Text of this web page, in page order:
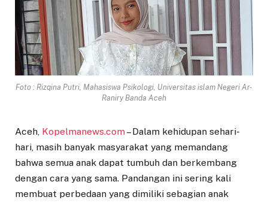
Foto : Rizqina Putri, Mahasiswa Psikologi, Universitas islam Negeri Ar-
Raniry Banda Aceh
Aceh, Kopelmanews.com– Dalam kehidupan sehari-
hari, masih banyak masyarakat yang memandang
bahwa semua anak dapat tumbuh dan berkembang
dengan cara yang sama. Pandangan ini sering kali
membuat perbedaan yang dimiliki sebagian anak